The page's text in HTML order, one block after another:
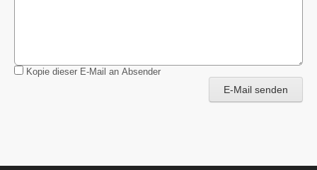
Kopie dieser E-Mail an Absender
E-Mail senden